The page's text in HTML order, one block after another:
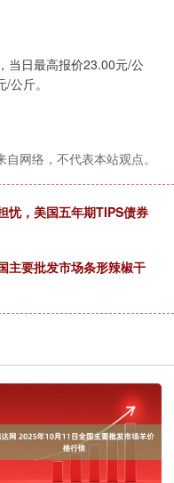
当日最高报价23.00元/公
公斤。
网络，不代表本站观点。
忧，美国五年期TIPS债券
主要批发市场条形辣椒干